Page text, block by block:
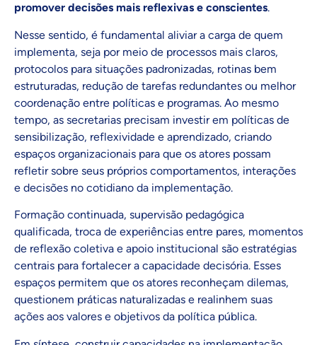
promover decisões mais reflexivas e conscientes.
Nesse sentido, é fundamental aliviar a carga de quem
implementa, seja por meio de processos mais claros,
protocolos para situações padronizadas, rotinas bem
estruturadas, redução de tarefas redundantes ou melhor
coordenação entre políticas e programas. Ao mesmo
tempo, as secretarias precisam investir em políticas de
sensibilização, reflexividade e aprendizado, criando
espaços organizacionais para que os atores possam
refletir sobre seus próprios comportamentos, interações
e decisões no cotidiano da implementação.
Formação continuada, supervisão pedagógica
qualificada, troca de experiências entre pares, momentos
de reflexão coletiva e apoio institucional são estratégias
centrais para fortalecer a capacidade decisória. Esses
espaços permitem que os atores reconheçam dilemas,
questionem práticas naturalizadas e realinhem suas
ações aos valores e objetivos da política pública.